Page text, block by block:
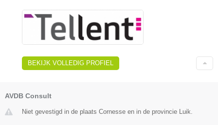
BEKIJK VOLLEDIG PROFIEL
AVDB Consult
Niet gevestigd in de plaats Cornesse en in de provincie Luik.